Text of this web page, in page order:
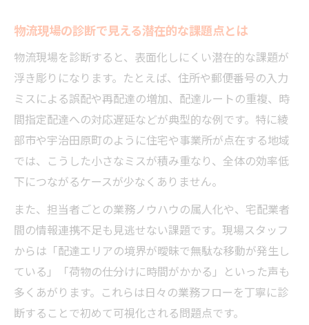
介
物流課題を現場視点で解決する実践テクニ
ック
物流診断結果を社内で共有するコツとは
物流現場の声が生きる効率化の成功ポイン
ト
物流を通じた事業成長の秘訣を公開
物流診断が事業成長に与えるメリットとは
物流効率化が売上アップに結びつく理由
物流戦略を強化して競争力を高める方法
物流改善が地域ビジネスにもたらす効果
物流診断で未来の事業展開を描くポイント
物流現場の診断で見える潜在的な課題点とは
物流現場を診断すると、表面化しにくい潜在的な課題が
浮き彫りになります。たとえば、住所や郵便番号の入力
ミスによる誤配や再配達の増加、配達ルートの重複、時
間指定配達への対応遅延などが典型的な例です。特に綾
部市や宇治田原町のように住宅や事業所が点在する地域
では、こうした小さなミスが積み重なり、全体の効率低
下につながるケースが少なくありません。
また、担当者ごとの業務ノウハウの属人化や、宅配業者
間の情報連携不足も見逃せない課題です。現場スタッフ
からは「配達エリアの境界が曖昧で無駄な移動が発生し
ている」「荷物の仕分けに時間がかかる」といった声も
多くあがります。これらは日々の業務フローを丁寧に診
断することで初めて可視化される問題点です。